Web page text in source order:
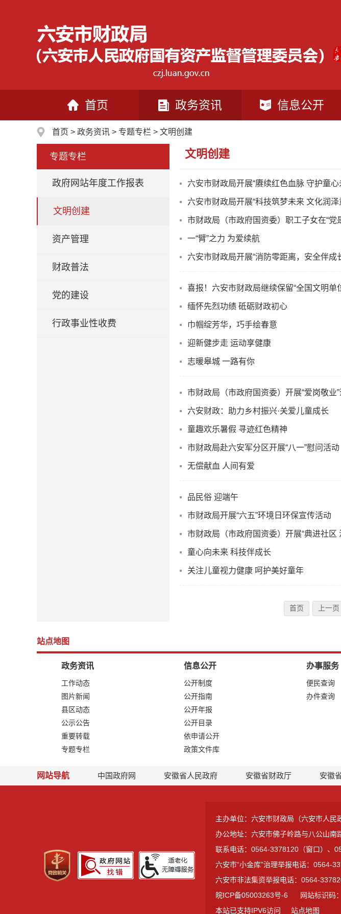
首页 政务资讯 信息公开
首页 > 政务资讯 > 专题专栏 > 文明创建
专题专栏
政府网站年度工作报表
文明创建
资产管理
财政普法
党的建设
行政事业性收费
文明创建
六安市财政局开展“赓续红色血脉 守护童
六安市财政局开展“科技筑梦未来 文化润
市财政局（市政府国资委）职工子女在“
一“臂”之力 为爱续航
六安市财政局开展“消防零距离，安全伴成
喜报！六安市财政局继续保留“全国文明单
缅怀先烈功绩 砥砺财政初心
巾帼绽芳华，巧手绘春意
迎新健步走 运动享健康
志暖皋城 一路有你
市财政局（市政府国资委）开展“爱岗敬业
六安财政：助力乡村振兴·关爱儿童成长
童趣欢乐暑假 寻迹红色精神
市财政局赴六安军分区开展“八一”慰问活动
无偿献血 人间有爱
品民俗 迎端午
市财政局开展“六五”环境日环保宣传活动
市财政局（市政府国资委）开展“典进社区
童心向未来 科技伴成长
关注儿童视力健康 呵护美好童年
首页 上一页
站点地图
政务资讯
工作动态
图片新闻
县区动态
公示公告
重要转载
专题专栏
信息公开
公开制度
公开指南
公开年报
公开目录
依申请公开
政策文件库
办事服务
便民查询
办件查询
网站导航 中国政府网 安徽省人民政府 安徽省财政厅 安徽
主办单位：六安市财政局（六安市人民
办公地址：六安市佛子岭路与八公山南
联系电话：0564-3378120（窗口）、
六安市“小金库”治理举报电话：0564-
六安市非法集资举报电话：0564-
皖ICP备05003263号-6
网站标识码
本站已支持IPV6访问
站点地图